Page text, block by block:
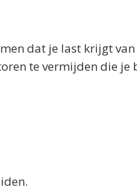
dat je last krijgt
te vermijden die je